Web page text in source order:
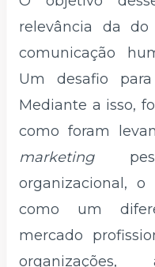
relevância da do
comunicação
Um desafio
Mediante a isso,
como foram
marketing
organizacional, o
como um
mercado